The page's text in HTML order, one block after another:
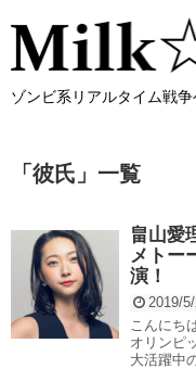
ゾンビ系リアルタイム戦
「 彼氏 」 一覧
畠山愛
メトー
演！
2019/
こんにち
オリンピ
大活躍中